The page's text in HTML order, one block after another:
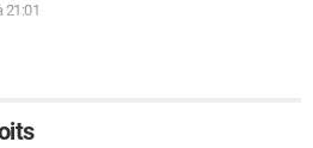
21:01